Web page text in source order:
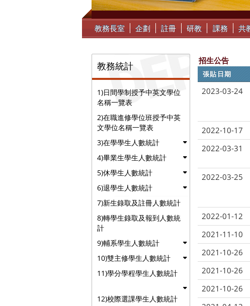
::: 教務長室 企劃 註冊 研教 課務 共
教務統計
1)日間學制授予中英文學位
名稱一覽表
2)在職進修學位班授予中英
文學位名稱一覽表
3)在學學生人數統計
4)畢業生學生人數統計
5)休學生人數統計
6)退學生人數統計
7)新生錄取及註冊人數統計
8)轉學生錄取及報到人數統
計
9)輔系學生人數統計
10)雙主修學生人數統計
11)學分學程學生人數統計
12)校際選課學生人數統計
招生公告
張貼日期
2023-03-24
2022-10-17
2022-03-31
2022-03-25
2022-01-12
2021-11-10
2021-10-26
2021-10-26
2021-10-26